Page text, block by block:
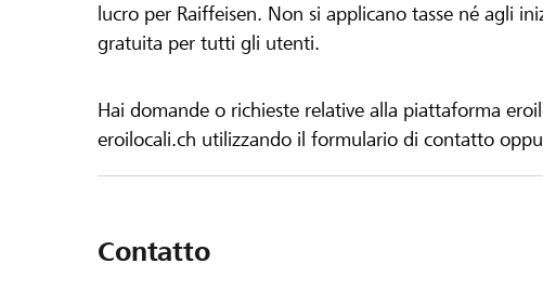
lucro per Raiffeisen. Non si applicano tasse né agli
gratuita per tutti gli utenti.
Hai domande o richieste relative alla piattaforma
eroilocali.ch utilizzando il formulario di contatto
Contatto